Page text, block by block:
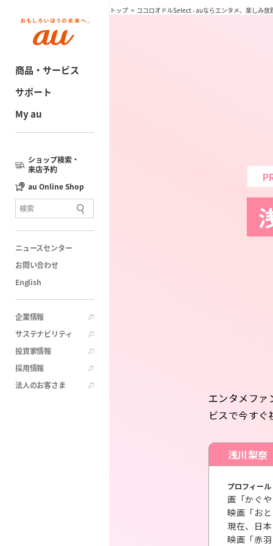
商品・サービス
サポート
My au
ショップ検索・
来店予約
au Online Shop
ニュースセンター
お問い合わせ
English
企業情報
サステナビリティ
投資家情報
採用情報
法人のお客さま
トップ ココロオドルSelect - auならエンタメ、楽しみ放
エンタメファ
ビスで今す
浅川梨奈
プロフィー
画「かぐ
映画「お
現在、日
映画「赤